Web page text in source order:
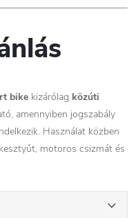
bike kizárólag közúti
amennyiben jogszabály
Használat közben
motoros csizmát és